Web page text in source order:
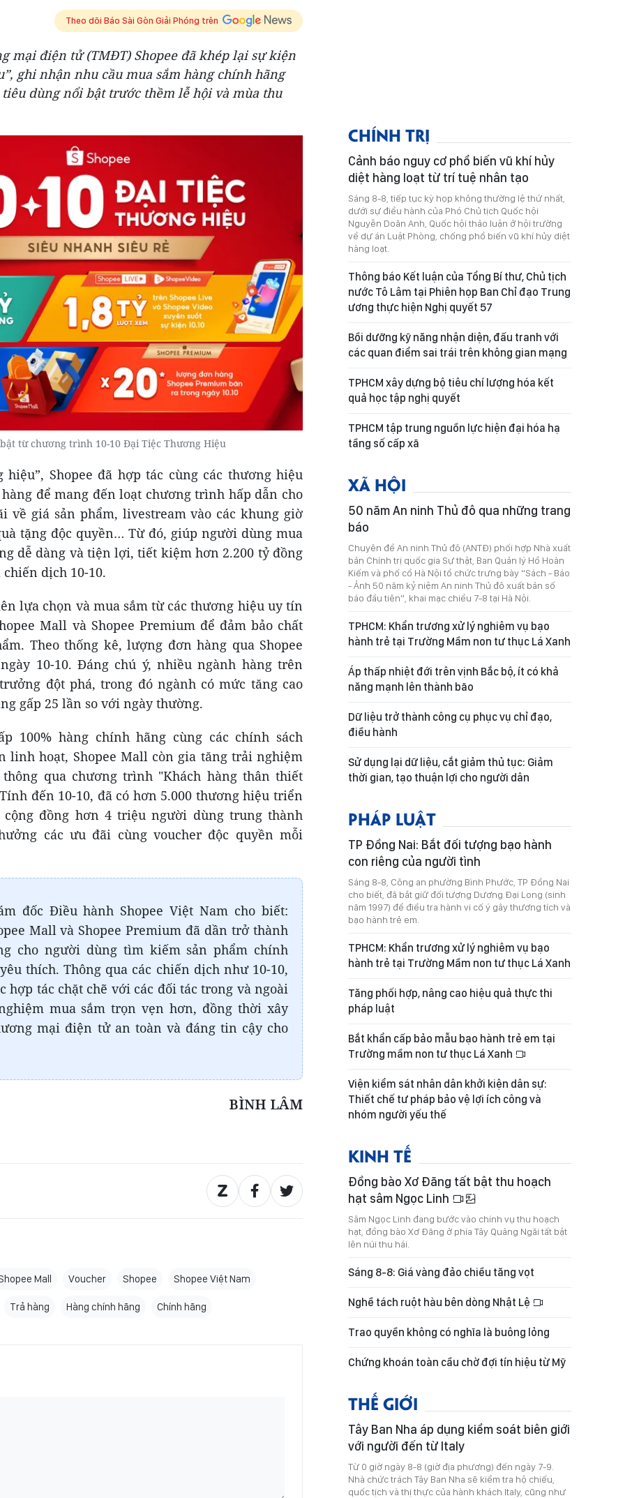
Theo dõi Báo Sài Gòn Giải Phóng trên
mại điện tử (TMĐT) Shopee đã khép lại sự kiện
ghi nhận nhu cầu mua sắm hàng chính hãng
dùng nổi bật trước thềm lễ hội và mùa thu
từ chương trình 10-10 Đại Tiệc Thương Hiệu
Shopee đã hợp tác cùng các thương hiệu
để mang đến loạt chương trình hấp dẫn cho
về giá sản phẩm, livestream vào các khung giờ
tặng độc quyền… Từ đó, giúp người dùng mua
dễ dàng và tiện lợi, tiết kiệm hơn 2.200 tỷ đồng
dịch 10-10.
lựa chọn và mua sắm từ các thương hiệu uy tín
Mall và Shopee Premium để đảm bảo chất
Theo thống kê, lượng đơn hàng qua Shopee
10-10. Đáng chú ý, nhiều ngành hàng trên
đột phá, trong đó ngành có mức tăng cao
gấp 25 lần so với ngày thường.
100% hàng chính hãng cùng các chính sách
linh hoạt, Shopee Mall còn gia tăng trải nghiệm
qua chương trình "Khách hàng thân thiết
đến 10-10, đã có hơn 5.000 thương hiệu triển
đồng hơn 4 triệu người dùng trung thành
các ưu đãi cùng voucher độc quyền mỗi
đốc Điều hành Shopee Việt Nam cho biết:
Mall và Shopee Premium đã dần trở thành
cho người dùng tìm kiếm sản phẩm chính
thích. Thông qua các chiến dịch như 10-10,
hợp tác chặt chẽ với các đối tác trong và ngoài
mua sắm trọn vẹn hơn, đồng thời xây
mại điện tử an toàn và đáng tin cậy cho
BÌNH LÂM
Mall Voucher Shopee Shopee Việt Nam
Trả hàng Hàng chính hãng Chính hãng
CHÍNH TRỊ
Cảnh báo nguy cơ phổ biến vũ khí hủy
diệt hàng loạt từ trí tuệ nhân tạo
Sáng 8-8, tiếp tục kỳ họp không thường lệ thứ nhất,
dưới sự điều hành của Phó Chủ tịch Quốc hội
Nguyễn Doãn Anh, Quốc hội thảo luận ở hội trường
về dự án Luật Phòng, chống phổ biến vũ khí hủy diệt
hàng loạt.
Thông báo Kết luận của Tổng Bí thư, Chủ tịch
nước Tô Lâm tại Phiên họp Ban Chỉ đạo Trung
ương thực hiện Nghị quyết 57
Bồi dưỡng kỹ năng nhận diện, đấu tranh với
các quan điểm sai trái trên không gian mạng
TPHCM xây dựng bộ tiêu chí lượng hóa kết
quả học tập nghị quyết
TPHCM tập trung nguồn lực hiện đại hóa hạ
tầng số cấp xã
XÃ HỘI
50 năm An ninh Thủ đô qua những trang
báo
Chuyên đề An ninh Thủ đô (ANTĐ) phối hợp Nhà xuất
bản Chính trị quốc gia Sự thật, Ban Quản lý Hồ Hoàn
Kiếm và phố cổ Hà Nội tổ chức trưng bày “Sách - Báo
- Ảnh 50 năm kỷ niệm An ninh Thủ đô xuất bản số
báo đầu tiên”, khai mạc chiều 7-8 tại Hà Nội.
TPHCM: Khẩn trương xử lý nghiêm vụ bạo
hành trẻ tại Trường Mầm non tư thục Lá Xanh
Áp thấp nhiệt đới trên vịnh Bắc bộ, ít có khả
năng mạnh lên thành bão
Dữ liệu trở thành công cụ phục vụ chỉ đạo,
điều hành
Sử dụng lại dữ liệu, cắt giảm thủ tục: Giảm
thời gian, tạo thuận lợi cho người dân
PHÁP LUẬT
TP Đồng Nai: Bắt đối tượng bạo hành
con riêng của người tình
Sáng 8-8, Công an phường Bình Phước, TP Đồng Nai
cho biết, đã bắt giữ đối tượng Dương Đại Long (sinh
năm 1997) để điều tra hành vi cố ý gây thương tích và
bạo hành trẻ em.
TPHCM: Khẩn trương xử lý nghiêm vụ bạo
hành trẻ tại Trường Mầm non tư thục Lá Xanh
Tăng phối hợp, nâng cao hiệu quả thực thi
pháp luật
Bắt khẩn cấp bảo mẫu bạo hành trẻ em tại
Trường mầm non tư thục Lá Xanh
Viện kiểm sát nhân dân khởi kiện dân sự:
Thiết chế tư pháp bảo vệ lợi ích công và
nhóm người yếu thế
KINH TẾ
Đồng bào Xơ Đăng tất bật thu hoạch
hạt sâm Ngọc Linh
Sâm Ngọc Linh đang bước vào chính vụ thu hoạch
hạt, đồng bào Xơ Đăng ở phía Tây Quảng Ngãi tất bật
lên núi thu hái.
Sáng 8-8: Giá vàng đảo chiều tăng vọt
Nghề tách ruột hàu bên dòng Nhật Lệ
Trao quyền không có nghĩa là buông lỏng
Chứng khoán toàn cầu chờ đợi tín hiệu từ Mỹ
THẾ GIỚI
Tây Ban Nha áp dụng kiểm soát biên giới
với người đến từ Italy
Từ 0 giờ ngày 8-8 (giờ địa phương) đến ngày 7-9.
Nhà chức trách Tây Ban Nha sẽ kiểm tra hộ chiếu,
quốc tịch và thị thực của hành khách Italy, cũng như